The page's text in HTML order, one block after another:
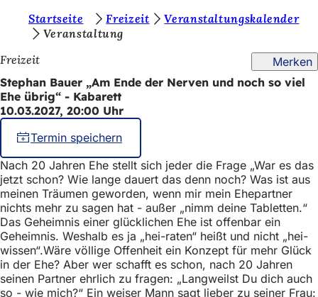
Inhalt anspringen
e
b
e
i
n
d
e
n
s
i
Startseite Freizeit
Veranstaltungskalender
Veranstaltung
Freizeit
Merken
Stephan Bauer „Am Ende der Nerven und noch so viel
Ehe übrig“ - Kabarett
10.03.2027, 20:00 Uhr
Termin speichern
Nach 20 Jahren Ehe stellt sich jeder die Frage „War es das
jetzt schon? Wie lange dauert das denn noch? Was ist aus
meinen Träumen geworden, wenn mir mein Ehepartner
nichts mehr zu sagen hat - außer „nimm deine Tabletten.“
Das Geheimnis einer glücklichen Ehe ist offenbar ein
Geheimnis. Weshalb es ja „hei-raten“ heißt und nicht „hei-
wissen“.Wäre völlige Offenheit ein Konzept für mehr Glück
in der Ehe? Aber wer schafft es schon, nach 20 Jahren
seinen Partner ehrlich zu fragen: „Langweilst Du dich auch
so - wie mich?“ Ein weiser Mann sagt lieber zu seiner Frau: